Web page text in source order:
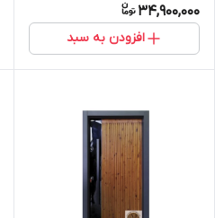
34,900,000
افزودن به سبد